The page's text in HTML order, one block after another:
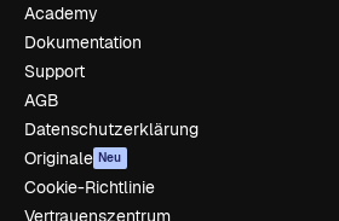
Academy
Dokumentation
Support
AGB
Datenschutzerklärung
Originale Neu
Cookie-Richtlinie
Vertrauenszentrum